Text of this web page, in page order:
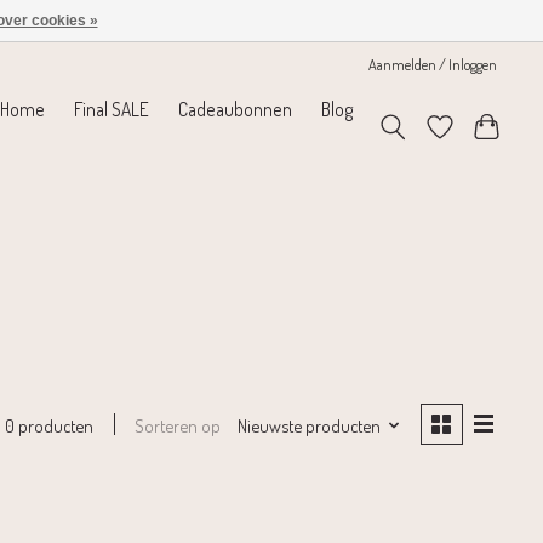
Aanmelden / Inloggen
Home Final SALE Cadeaubonnen Blog
0 producten Sorteren op Nieuwste producten
cookies »